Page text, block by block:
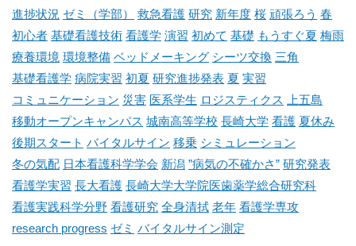
進捗状況 ゼミ（学部） 救急看護 研究 新年度 桜 頑張ろう 春
初心者 基礎看護技術 看護学 演習 初めて 基礎 もうすぐ夏 梅雨
療養環境 環境整備 ベッドメーキング シーツ交換 三角
基礎看護学 病院実習 初夏 研究進捗発表 夏 実習
コミュニケーション 災害 医系学生 ロジスティクス
上五島
移動オープンキャンパス 城南高等学校 長崎大学 看護 夏休み
後期スタート バイタルサイン 移乗 シミュレーション
冬の気配 日本看護科学学会 新潟 ”病気の不確かさ” 研究発表
看護学実習 長大看護 長崎大学大学院医歯薬学総合研究科
看護実践科学分野 看護研究 全身清拭 老年 看護学専攻
research progress ゼミ バイタルサイン測定